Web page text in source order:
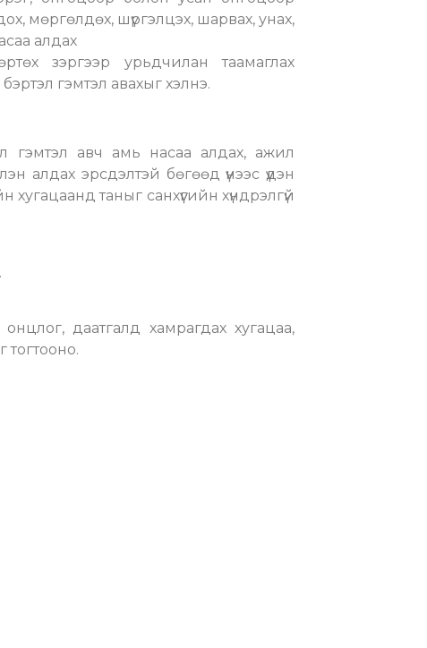
мөргөлдөх, шүргэлцэх, шарвах, унах,
алдах
зэргээр урьдчилан таамаглах
гэмтэл авахыг хэлнэ.
гэмтэл авч амь насаа алдах, ажил
алдах эрсдэлтэй бөгөөд үүнээс үүдэн
хугацаанд таныг санхүүгийн хүндрэлгүй
даатгалд хамрагдах хугацаа,
тогтооно.